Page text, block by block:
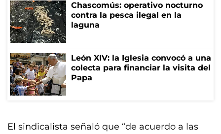
Chascomús: operativo nocturno
contra la pesca ilegal en la
laguna
León XIV: la Iglesia convocó a una
colecta para financiar la visita del
Papa
El sindicalista señaló que “de acuerdo a las